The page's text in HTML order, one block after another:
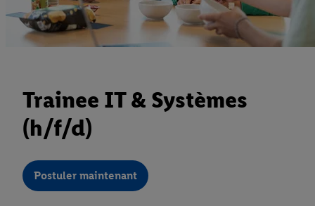
Trainee IT & Systèmes
(h/f/d)
Postuler maintenant